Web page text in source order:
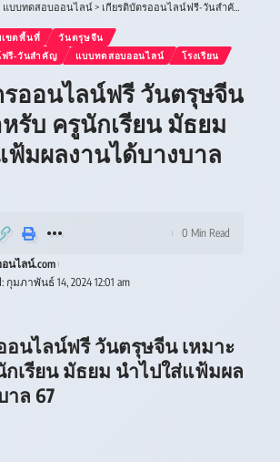
แบบทดสอบออนไลน์> เกียรติบัตรออนไลน์ฟรี-วันสำคัญ
เขตพื้นที่
วันตรุษจีน
ฟรี-วันสำคัญ
แบบทดสอบออนไลน์ โรงเรียน
รออนไลน์ฟรี วันตรุษจีน
รับ ครูนักเรียน มัธยม
ฟ้มผลงานได้บางบาล
กุมภาพันธ์ 14, 2024 12:01 am
นไลน์.com
0 Min Read
อนไลน์ฟรี วันตรุษจีน เหมาะ
เรียน มัธยม นำไปใส่แฟ้มผล
าล 67